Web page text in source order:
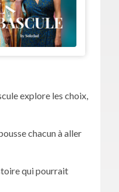
explore les choix,
chacun à aller
qui pourrait